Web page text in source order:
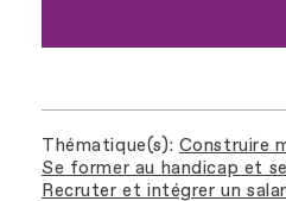
Thématique(s) Construire
Se former au handicap et
Recruter et intégrer un